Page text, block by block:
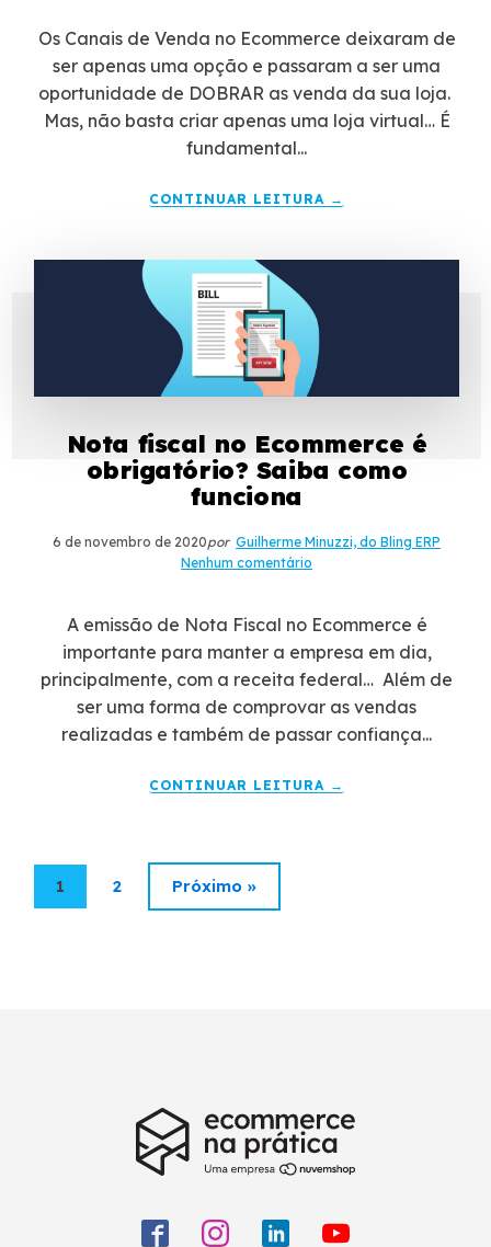
Os Canais de Venda no Ecommerce deixaram de
ser apenas uma opção e passaram a ser uma
oportunidade de DOBRAR as venda da sua loja.
Mas, não basta criar apenas uma loja virtual… É
fundamental...
CONTINUAR LEITURA →
Nota fiscal no Ecommerce é
obrigatório? Saiba como
funciona
6 de novembro de 2020por Guilherme Minuzzi, do Bling ERP
Nenhum comentário
A emissão de Nota Fiscal no Ecommerce é
importante para manter a empresa em dia,
principalmente, com a receita federal… Além de
ser uma forma de comprovar as vendas
realizadas e também de passar confiança...
CONTINUAR LEITURA →
1 2 Próximo »